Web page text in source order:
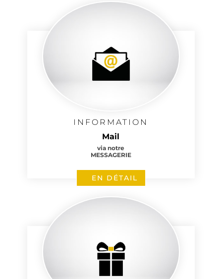
INFORMATION
Mail
via notre
MESSAGERIE
EN DÉTAIL